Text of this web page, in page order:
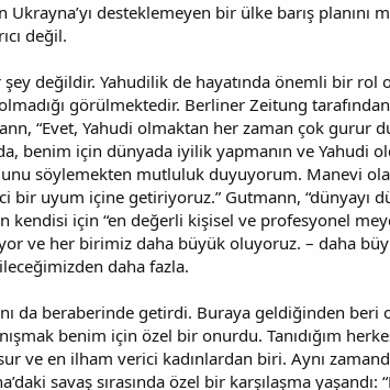
desteklemeyen bir ülke barış planını
değil.
değildir. Yahudilik de hayatında önemli bir rol
görülmektedir. Berliner Zeitung
“Evet, Yahudi olmaktan her zaman çok gurur
benim için dünyada iyilik yapmanın ve Yahudi
söylemekten mutluluk duyuyorum. Manevi
uyum içine getiriyoruz.” Gutmann, “dünyayı
kendisi için “en değerli kişisel ve profesyonel
ve her birimiz daha büyük oluyoruz. – daha
daha fazla.
da beraberinde getirdi. Buraya geldiğinden
benim için özel bir onurdu. Tanıdığım
ve en ilham verici kadınlardan biri. Aynı
savaş sırasında özel bir karşılaşma yaşandı: